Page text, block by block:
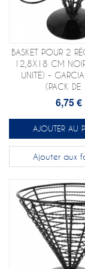
BASKET POUR 2
12,8X18 CM
UNITÉ) -
(PACK DE
6,75 €
AJOUTER AU
Ajouter aux